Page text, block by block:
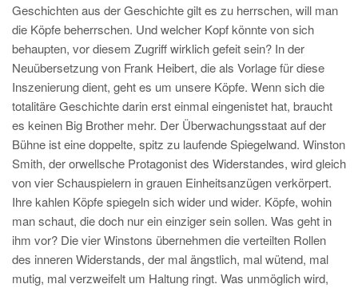
Geschichten aus der Geschichte gilt es zu herrschen, will man
die Köpfe beherrschen. Und welcher Kopf könnte von sich
behaupten, vor diesem Zugriff wirklich gefeit sein? In der
Neuübersetzung von Frank Heibert, die als Vorlage für diese
Inszenierung dient, geht es um unsere Köpfe. Wenn sich die
totalitäre Geschichte darin erst einmal eingenistet hat, braucht
es keinen Big Brother mehr. Der Überwachungsstaat auf der
Bühne ist eine doppelte, spitz zu laufende Spiegelwand. Winston
Smith, der orwellsche Protagonist des Widerstandes, wird gleich
von vier Schauspielern in grauen Einheitsanzügen verkörpert.
Ihre kahlen Köpfe spiegeln sich wider und wider. Köpfe, wohin
man schaut, die doch nur ein einziger sein sollen. Was geht in
ihm vor? Die vier Winstons übernehmen die verteilten Rollen
des inneren Widerstands, der mal ängstlich, mal wütend, mal
mutig, mal verzweifelt um Haltung ringt. Was unmöglich wird,